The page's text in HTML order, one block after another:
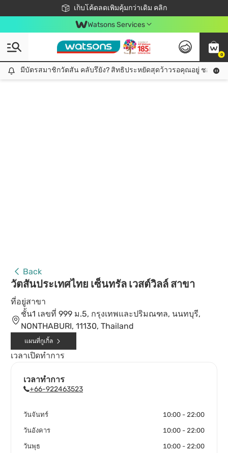
เก็บโค้ดลดเพิ่มคุ้มกว่าเดิม คลิก
ชอปออนไลน์ครั้งแรก ลดเพิ่มจุก ๆ 10%! 🎉
📦ส่งฟรี! เมื่อชอป 499฿
สมาชิกวัตสัน คลับดียังไง?
Watsons Services
0
มีบัตรสมาชิกวัตสัน คลับรึยัง? สิทธิประหยัดสุดว้าวรอคุณอยู่ ชอปคุ้มกว่าเดิม คลิก!
มีบัตรสมาชิกวัตสัน คลับรึยัง? สิทธิประหยัดสุดว้าวรอคุณอยู่ ชอปคุ้มก
Back
วัตสันประเทศไทย เซ็นทรัล เวสต์วิลล์ สาขา
ที่อยู่สาขา
ชั้น1 เลขที่ 999 ม.5, กรุงเทพและปริมณฑล, นนทบุรี,
NONTHABURI, 11130, Thailand
แผนที่กูเกิ้ล
เวลาเปิดทำการ
เวลาทำการ
+66-922463523
วันจันทร์ 10:00 - 22:00
วันอังคาร 10:00 - 22:00
วันพุธ 10:00 - 22:00